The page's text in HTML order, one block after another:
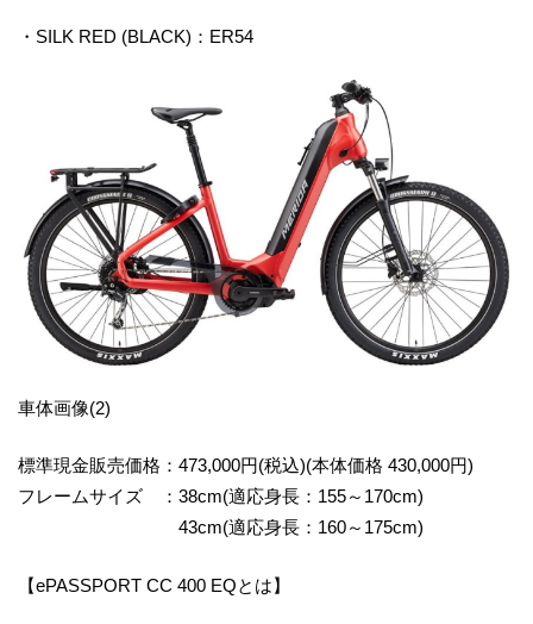
・SILK RED (BLACK)：ER54
車体画像(2)
標準現金販売価格：473,000円(税込)(本体価格 430,000円)
フレームサイズ ：38cm(適応身長：155～170cm)
43cm(適応身長：160～175cm)
【ePASSPORT CC 400 EQとは】